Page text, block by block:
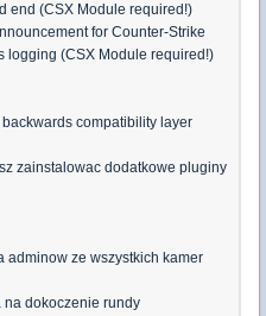
end (CSX Module required!)
for Counter-Strike
logging (CSX Module required!)
backwards compatibility layer
zainstalowac dodatkowe pluginy
adminow ze wszystkich kamer
na dokoczenie rundy